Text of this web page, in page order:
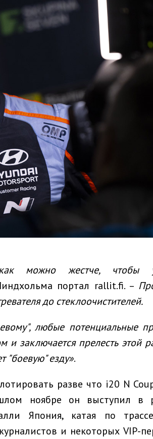
как можно жестче, чтобы
портал rallit.fi. –
до стеклоочистителей.
", любые потенциальные
и заключается прелесть этой
"боевую" езду».
разве что i20 N
ноябре он выступил в
Япония, катая по
и некоторых VIP-